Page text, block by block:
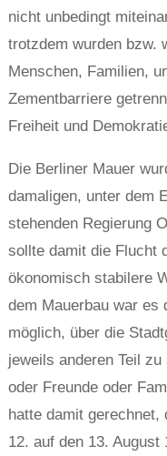
nicht unbedingt
trotzdem wurden bzw.
Menschen, Familien,
Zementbarriere
Freiheit und
Die Berliner Mauer
damaligen, unter dem
stehenden Regierung
sollte damit die Flucht
ökonomisch stabilere
dem Mauerbau war es
möglich, über die
jeweils anderen Teil
oder Freunde oder
hatte damit
12. auf den 13. August